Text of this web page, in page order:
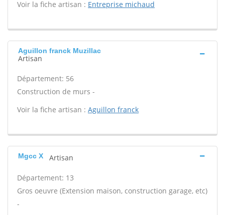
Voir la fiche artisan : Entreprise michaud
Aguillon franck Muzillac
Artisan
Département: 56
Construction de murs -
Voir la fiche artisan : Aguillon franck
Mgcc X Artisan
Département: 13
Gros oeuvre (Extension maison, construction garage, etc)
-